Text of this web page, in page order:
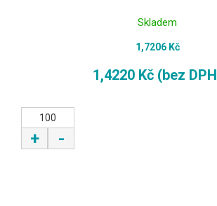
Skladem
1,7206 Kč
1,4220 Kč (bez
+ -